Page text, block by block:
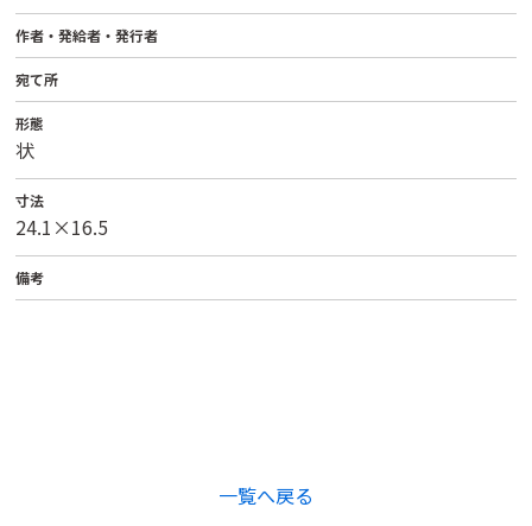
作者・発給者・発行者
宛て所
形態
状
寸法
24.1×16.5
備考
一覧へ戻る